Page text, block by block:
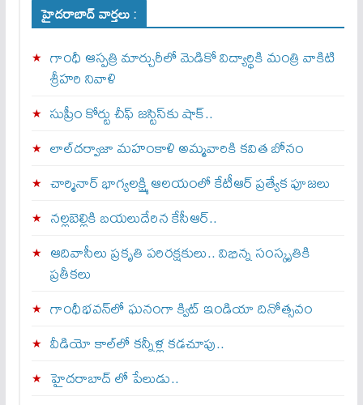
హైదరాబాద్ వార్తలు :
గాంధీ ఆస్పత్రి మార్చురీలో మెడికో విద్యార్థికి మంత్రి వాకిటి
శ్రీహరి నివాళి
సుప్రీం కోర్టు చీఫ్ జస్టిస్⁭కు షాక్..
లాల్‌దర్వాజా మహంకాళి అమ్మవారికి కవిత బోనం
చార్మినార్‌ భాగ్యలక్ష్మి ఆలయంలో కేటీఆర్ ప్రత్యేక పూజలు
నల్లబెల్లికి బయలుదేరిన కేసీఆర్‌..
ఆదివాసీలు ప్రకృతి పరిరక్షకులు.. విభిన్న సంస్కృతికి
ప్రతీకలు
గాంధీభవన్‌లో ఘనంగా క్విట్‌ ఇండియా దినోత్సవం
వీడియో కాల్‌లో కన్నీళ్ల కడచూపు..
హైదరాబాద్ లో పేలుడు..